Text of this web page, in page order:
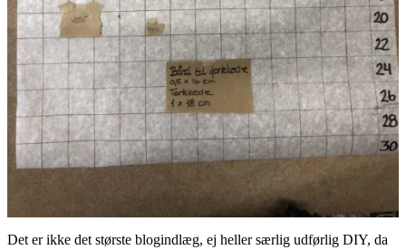
Det er ikke det største blogindlæg, ej heller særlig udførlig DIY, da